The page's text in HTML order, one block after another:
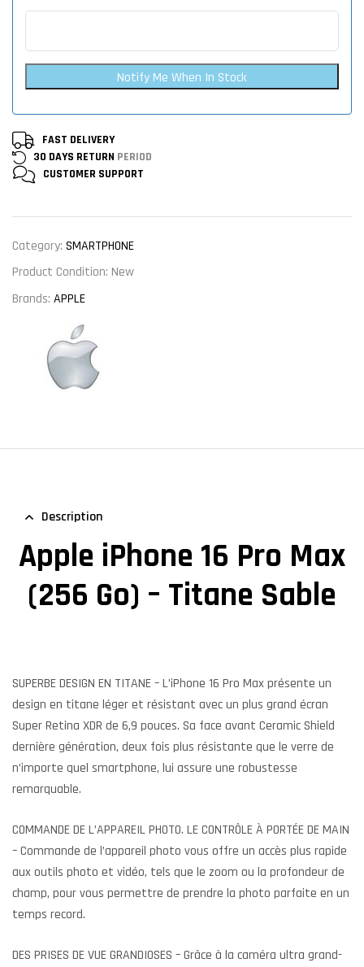
Notify Me When In Stock
FAST DELIVERY
30 DAYS RETURN PERIOD
CUSTOMER SUPPORT
Category: SMARTPHONE
Product Condition: New
Brands: APPLE
Description
Apple iPhone 16 Pro Max
(256 Go) – Titane Sable
SUPERBE DESIGN EN TITANE – L’iPhone 16 Pro Max présente un
design en titane léger et résistant avec un plus grand écran
Super Retina XDR de 6,9 pouces. Sa face avant Ceramic Shield
dernière génération, deux fois plus résistante que le verre de
n’importe quel smartphone, lui assure une robustesse
remarquable.
COMMANDE DE L’APPAREIL PHOTO. LE CONTRÔLE À PORTÉE DE MAIN
– Commande de l’appareil photo vous offre un accès plus rapide
aux outils photo et vidéo, tels que le zoom ou la profondeur de
champ, pour vous permettre de prendre la photo parfaite en un
temps record.
DES PRISES DE VUE GRANDIOSES – Grâce à la caméra ultra grand-